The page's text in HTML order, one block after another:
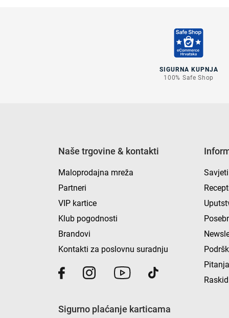
SIGURNA KUPNJA
100% Safe Shop
Naše trgovine & kontakti
Maloprodajna mreža
Partneri
VIP kartice
Klub pogodnosti
Brandovi
Kontakti za poslovnu suradnju
Sigurno plaćanje karticama